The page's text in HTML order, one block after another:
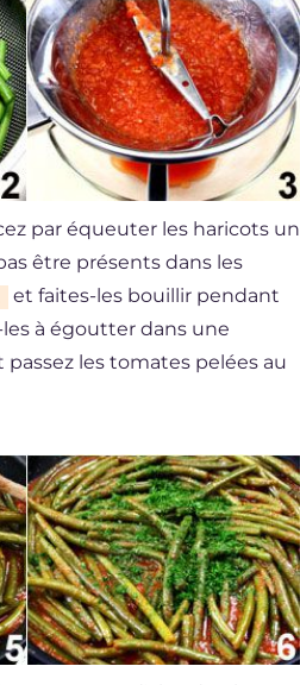
par équeuter les haricots un
être présents dans les
et faites-les bouillir pendant
à égoutter dans une
les tomates pelées au